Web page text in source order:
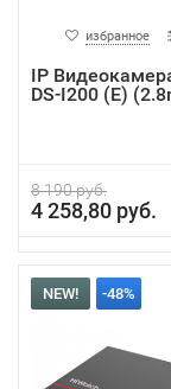
избранное
IP
DS-I200 (E)
8 190 руб.
4 258,80 руб.
NEW! -48%